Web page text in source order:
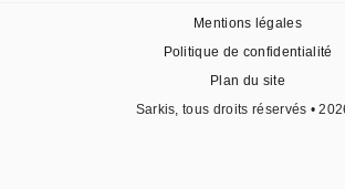
Sarkis, tous droits réservés •
Mentions légales
Politique de confidentialité
Plan du site